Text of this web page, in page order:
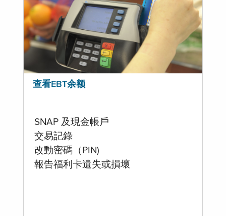
查看EBT余额
SNAP 及現金帳戶
交易記錄
改動密碼（PIN)
報告福利卡遺失或損壞